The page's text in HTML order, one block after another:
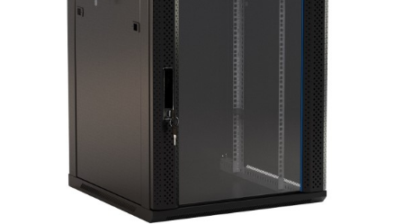
видеоаналитики
Структурированные кабельные
системы
Системы контроля и управления
доступом (СКУД)